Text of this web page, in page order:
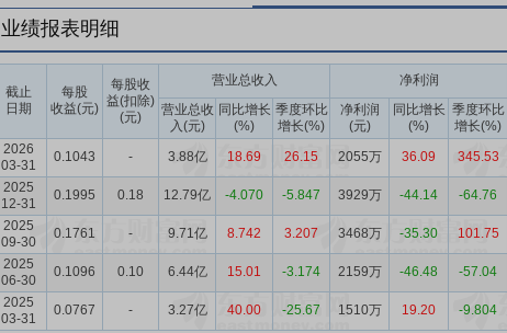
业绩报表明细
截止
日期
每股
收益(元)
每股收
益(扣除)
(元)
营业总收入 净利润
营业总收
入(元)
同比增长
(%)
季度环比
增长(%)
净利润
(元)
同比增长
(%)
季度环比
增长(%)
2026
03-31
0.1043 - 3.88亿 18.69 26.15 2055万 36.09 345.53
2025
12-31
0.1995 0.18 12.79亿 -4.070 -5.847 3929万 -44.14 -64.76
2025
09-30
0.1761 - 9.71亿 8.742 3.207 3468万 -35.30 101.75
2025
06-30
0.1096 0.10 6.44亿 15.01 -3.174 2159万 -46.48 -57.04
2025
03-31
0.0767 - 3.27亿 40.00 -25.67 1510万 19.20 -9.804